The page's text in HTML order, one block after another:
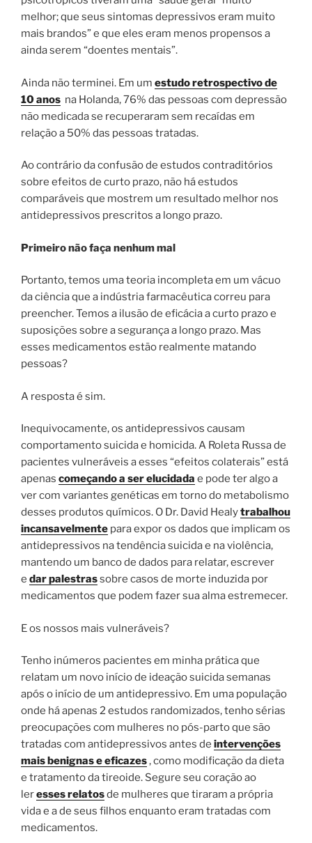
melhor; que seus sintomas depressivos eram muito
mais brandos” e que eles eram menos propensos a
ainda serem “doentes mentais”.
Ainda não terminei. Em um estudo retrospectivo de
10 anos na Holanda, 76% das pessoas com depressão
não medicada se recuperaram sem recaídas em
relação a 50% das pessoas tratadas.
Ao contrário da confusão de estudos contraditórios
sobre efeitos de curto prazo, não há estudos
comparáveis ​​que mostrem um resultado melhor nos
antidepressivos prescritos a longo prazo.
Primeiro não faça nenhum mal
Portanto, temos uma teoria incompleta em um vácuo
da ciência que a indústria farmacêutica correu para
preencher. Temos a ilusão de eficácia a curto prazo e
suposições sobre a segurança a longo prazo. Mas
esses medicamentos estão realmente matando
pessoas?
A resposta é sim.
Inequivocamente, os antidepressivos causam
comportamento suicida e homicida. A Roleta Russa de
pacientes vulneráveis ​​a esses “efeitos colaterais” está
apenas começando a ser elucidada e pode ter algo a
ver com variantes genéticas em torno do metabolismo
desses produtos químicos. O Dr. David Healytrabalhou
incansavelmente para expor os dados que implicam os
antidepressivos na tendência suicida e na violência,
mantendo um banco de dados para relatar, escrever
e dar palestrassobre casos de morte induzida por
medicamentos que podem fazer sua alma estremecer.
E os nossos mais vulneráveis?
Tenho inúmeros pacientes em minha prática que
relatam um novo início de ideação suicida semanas
após o início de um antidepressivo. Em uma população
onde há apenas 2 estudos randomizados, tenho sérias
preocupações com mulheres no pós-parto que são
tratadas com antidepressivos antes de intervenções
mais benignas e eficazes, como modificação da dieta
e tratamento da tireoide. Segure seu coração ao
leressesrelatosde mulheres que tiraram a própria
vida e a de seus filhos enquanto eram tratadas com
medicamentos.